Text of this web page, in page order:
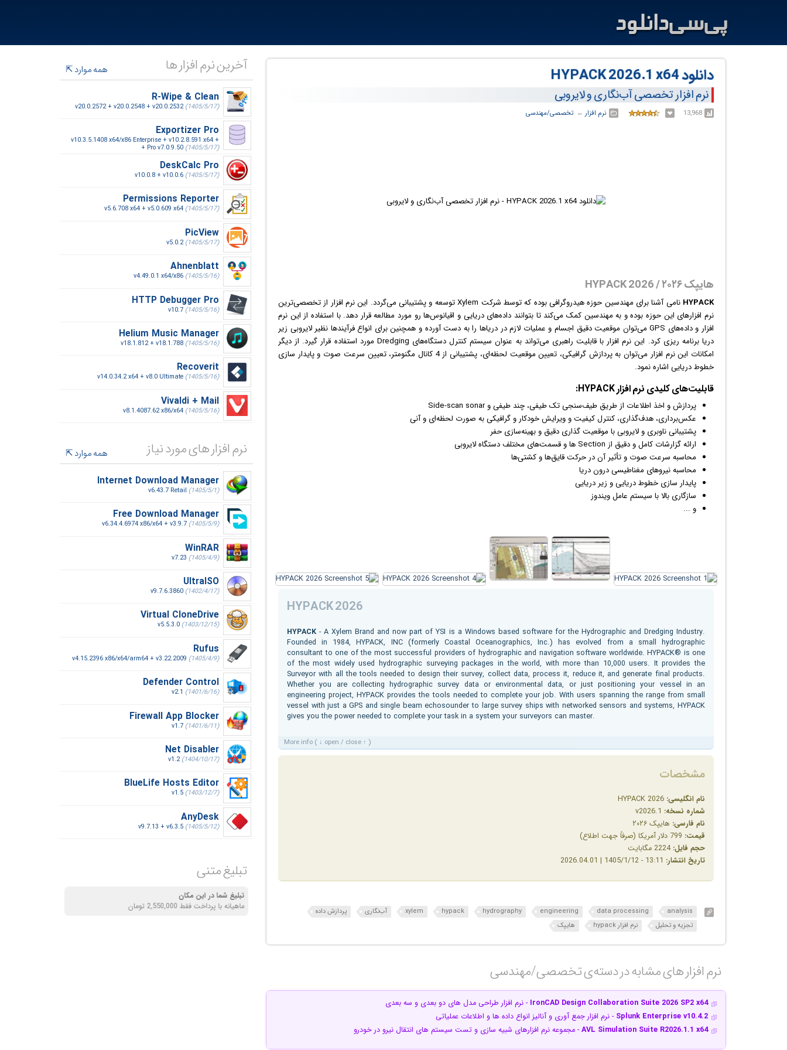
دانلود HYPACK 2026.1 x64
نرم افزار تخصصی آب‌نگاری و لایروبی
13,968 نرم افزار ← ‏تخصصی/مهندسی
هایپک ۲۰۲۶ / HYPACK 2026
HYPACK نامی آشنا برای مهندسین حوزه هیدروگرافی بوده که توسط شرکت Xylem توسعه و پشتیبانی می‌گردد. این نرم افزار از تخصصی‌ترین
نرم افزارهای این حوزه بوده و به مهندسین کمک می‌کند تا بتوانند داده‌های دریایی و اقیانوس‌ها رو مورد مطالعه قرار دهد. با استفاده از این نرم
افزار و داده‌های GPS می‌توان موقعیت دقیق اجسام و عملیات لازم در دریاها را به دست آورده و همچنین برای انواع فرآیندها نظیر لایروبی زیر
دریا برنامه ریزی کرد. این نرم افزار با قابلیت راهبری می‌تواند به عنوان سیستم کنترل دستگاه‌های Dredging مورد استفاده قرار گیرد. از دیگر
امکانات این نرم افزار می‌توان به پردازش گرافیک
ی، تعیین موقعیت لحظه‌ای، پشتیبانی از 4 کانال مگنومتر، تعیین سرعت صوت و پایدار سازی
خطوط دریایی اشاره نمود.
قابلیت‌‌های کلیدی نرم افزار
پردازش و اخذ اطلاعات از طریق طیف‌سنجی تک طیفی، چند طیفی و Side-scan sonar
عکس‌برداری، هدف‌گذاری، کنترل کیفیت و ویرایش خودکار و گرافیکی به صورت لحظه‌ای و آنی
پشتیبانی ناوبری و لایروبی با موقعیت گذاری دقیق و بهینه‌سازی حفر
ارائه گزارشات کامل و دقیق از Section ها و قسمت‌های مختلف دستگاه لایروبی
محاسبه سرعت صوت و تأثیر آن در حرکت قایق‌ها و کشتی‌ها
محاسبه نیروهای مغناطیسی درون دریا
پایدار سازی خطوط دریایی و زیر دریایی
سازگاری بالا با سیستم عاملویندوز
و ...
HYPACK 2026
HYPACK - A Xylem Brand and now part of YSI is a Windows based software for the Hydrographic and Dredging Industry.
Founded in 1984, HYPACK, INC (formerly Coastal Oceanographics, Inc.) has evolved from a small hydrographic
consultant to one of the most successful providers of hydrographic and navigation software worldwide. HYPACK® is one
of the most widely used hydrographic surveying packages in the world, with more than 10,000 users. It provides the
Surveyor with all the tools needed to design their survey, collect data, process it, reduce it, and generate final products.
Whether you are collecting hydrographic survey data or environmental data, or just positioning your vessel in an
engineering project, HYPACK provides the tools needed to complete your job. With users spanning the range from small
vessel with just a GPS and single beam echosounder to large survey ships with networked sensors and systems, HYPACK
gives you the power needed to complete your task in a system your surveyors can master.
More info ( ↓ open / close ↑ )
مشخصات
نام انگلیسی:
شماره نسخه:
نام فارسی: هایپک ۲۰۲۶
قیمت:
حجم فایل: 2224 مگابایت
تاریخ انتشار:
analysis
data processing
engineering
hydrography
hypack
xylem آب‌نگاری
پردازش داده
تجزیه و تحلیل
نرم افزار hypack هایپک
نرم افزار های مشابه در دسته‌ی‌ تخصصی/مهندسی‎
IronCAD Design Collaboration Suite 2026 SP2 x64 - نرم افزار طراحی مدل های دو بعدی و سه بعدی
Splunk Enterprise v10.4.2 - نرم افزار جمع آوری و آنالیز انواع داده ها و اطلاعات عملیاتی
AVL Simulation Suite R2026.1.1 x64- مجموعه نرم افزارهای شبیه سازی و تست سیستم های انتقال نیرو در خودرو
آخرین نرم افزار ها
همه موارد
R-Wipe & Clean
v20.0.2572 + v20.0.2548 + v20.0.2532(1405/5/17)
Exportizer Pro
v10.3.5.1408 x64/x86 Enterprise + v10.2.8.591 x64 +
+ Pro v7.0.9.50 (1405/5/17)
DeskCalc Pro
v10.0.8 + v10.0.6 (1405/5/17)
Permissions Reporter
v5.6.708 x64 + v5.0.609 x64 (1405/5/17)
PicView
v5.0.2(1405/5/17)
Ahnenblatt
v4.49.0.1 x64/x86 (1405/5/16)
HTTP Debugger Pro
v10.7 (1405/5/16)
Helium Music Manager
v18.1.812 + v18.1.788 (1405/5/16)
Recoverit
v14.0.34.2 x64 + v8.0 Ultimate (1405/5/16)
Vivaldi + Mail
v8.1.4087.62 x86/x64 (1405/5/16)
نرم افزار های مورد نیاز
همه موارد
Internet Download Manager
v6.43.7 Retail (1405/5/1)
Free Download Manager
v6.34.4.6974 x86/x64 + v3.9.7 (1405/5/9)
WinRAR
v7.23 (1405/4/9)
UltraISO
v9.7.6.3860 (1402/4/17)
Virtual CloneDrive
v5.5.3.0 (1403/12/15)
Rufus
v4.15.2396 x86/x64/arm64 + v3.22.2009 (1405/4/9)
Defender Control
v2.1 (1401/6/16)
Firewall App Blocker
v1.7 (1401/6/11)
Net Disabler
v1.2(1404/10/17)
BlueLife Hosts Editor
v1.5 (1403/12/7)
AnyDesk
v9.7.13 + v6.3.5 (1405/5/12)
تبلیغ متنی
تبلیغ شما در این مکان
ماهیانه با پرداخت فقط 2,550,000 تومان